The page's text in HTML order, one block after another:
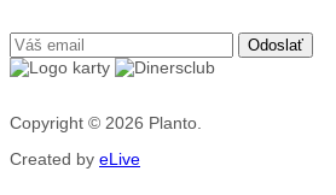
Copyright © 2026 Planto.
Created by eLive